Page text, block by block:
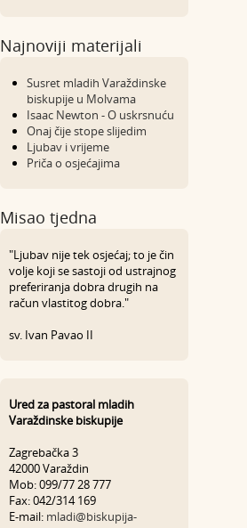
Najnoviji materijali
Susret mladih Varaždinske
biskupije u Molvama
Isaac Newton - O uskrsnuću
Onaj čije stope slijedim
Ljubav i vrijeme
Priča o osjećajima
Misao tjedna
"Ljubav nije tek osjećaj; to je čin
volje koji se sastoji od ustrajnog
preferiranja dobra drugih na
račun vlastitog dobra."
sv. Ivan Pavao II
Ured za pastoral mladih
Varaždinske biskupije
Zagrebačka 3
42000 Varaždin
Mob: 099/77 28 777
Fax: 042/314 169
E-mail: mladi@biskupija-